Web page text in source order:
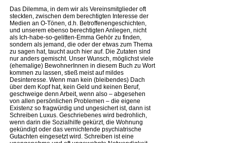
Das Dilemma, in dem wir als Vereinsmitglieder oft
steckten, zwischen dem berechtigten Interesse der
Medien an O-Tönen, d.h. Betroffenengeschichten,
und unserem ebenso berechtigten Anliegen, nicht
als Ich-habe-so-gelitten-Emma Gehör zu finden,
sondern als jemand, die oder der etwas zum Thema
zu sagen hat, taucht auch hier auf. Die Zutaten sind
nur anders gemischt. Unser Wunsch, möglichst viele
(ehemalige) BewohnerInnen in diesem Buch zu Wort
kommen zu lassen, stieß meist auf mildes
Desinteresse. Wenn man kein (bleibendes) Dach
über dem Kopf hat, kein Geld und keinen Beruf,
geschweige denn Arbeit, wenn also – abgesehen
von allen persönlichen Problemen – die eigene
Existenz so fragwürdig und ungesichert ist, dann ist
Schreiben Luxus. Geschriebenes wird bedrohlich,
wenn darin die Sozialhilfe gekürzt, die Wohnung
gekündigt oder das vernichtende psychiatrische
Gutachten eingesetzt wird. Schreiben ist eine